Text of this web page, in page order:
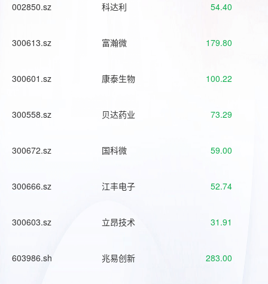
002850.sz 科达利 54.40
300613.sz 富瀚微 179.80
300601.sz 康泰生物 100.22
300558.sz 贝达药业 73.29
300672.sz 国科微 59.00
300666.sz 江丰电子 52.74
300603.sz 立昂技术 31.91
603986.sh 兆易创新 283.00